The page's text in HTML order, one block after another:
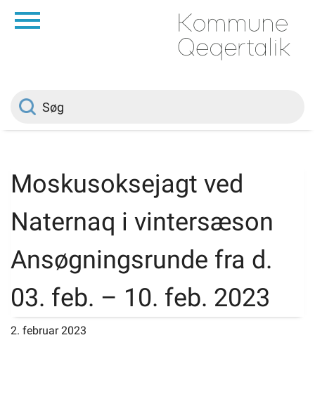
Borger
Vedtægter
Job
Moskusoksejagt ved
Naternaq i vintersæson
Ansøgningsrunde fra d.
03. feb. – 10. feb. 2023
2. februar 2023